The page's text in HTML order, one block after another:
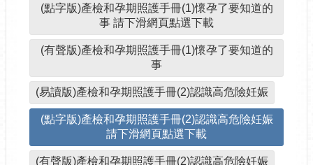
(點字版)產檢和孕期照護手冊(1)懷孕了要知道的
事 請下滑網頁點選下載
(有聲版)產檢和孕期照護手冊(1)懷孕了要知道的
事
(易讀版)產檢和孕期照護手冊(2)認識高危險妊娠
(點字版)產檢和孕期照護手冊(2)認識高危險妊娠
請下滑網頁點選下載
(有聲版)產檢和孕期照護手冊(2)認識高危險妊娠